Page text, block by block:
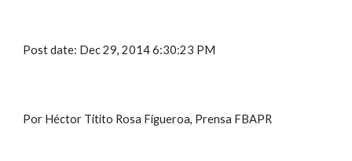
Post date: Dec 29, 2014 6:30:23 PM
Por Héctor Titito Rosa Figueroa, Prensa FBAPR